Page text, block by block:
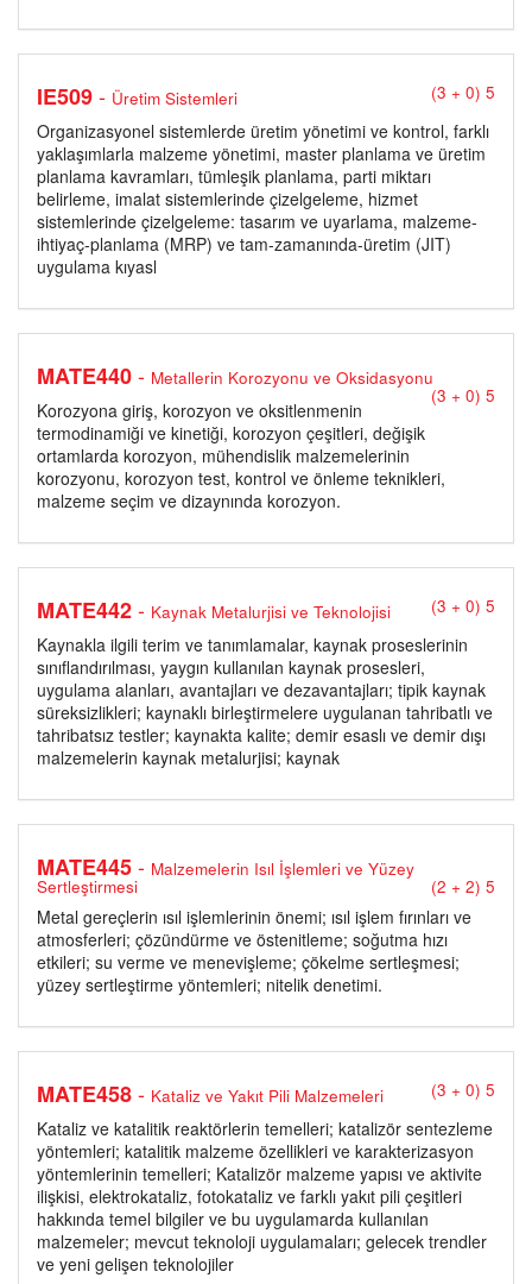
IE509- Üretim Sistemleri (3 + 0) 5
Organizasyonel sistemlerde üretim yönetimi ve kontrol, farklı
yaklaşımlarla malzeme yönetimi, master planlama ve üretim
planlama kavramları, tümleşik planlama, parti miktarı
belirleme, imalat sistemlerinde çizelgeleme, hizmet
sistemlerinde çizelgeleme: tasarım ve uyarlama, malzeme-
ihtiyaç-planlama (MRP) ve tam-zamanında-üretim (JIT)
uygulama kıyasl
MATE440- Metallerin Korozyonu ve Oksidasyonu
(3 + 0) 5
Korozyona giriş, korozyon ve oksitlenmenin
termodinamiği ve kinetiği, korozyon çeşitleri, değişik
ortamlarda korozyon, mühendislik malzemelerinin
korozyonu, korozyon test, kontrol ve önleme teknikleri,
malzeme seçim ve dizaynında korozyon.
MATE442- Kaynak Metalurjisi ve Teknolojisi (3 + 0) 5
Kaynakla ilgili terim ve tanımlamalar, kaynak proseslerinin
sınıflandırılması, yaygın kullanılan kaynak prosesleri,
uygulama alanları, avantajları ve dezavantajları; tipik kaynak
süreksizlikleri; kaynaklı birleştirmelere uygulanan tahribatlı ve
tahribatsız testler; kaynakta kalite; demir esaslı ve demir dışı
malzemelerin kaynak metalurjisi; kaynak
MATE445- Malzemelerin Isıl İşlemleri ve Yüzey
Sertleştirmesi (2 + 2) 5
Metal gereçlerin ısıl işlemlerinin önemi; ısıl işlem fırınları ve
atmosferleri; çözündürme ve östenitleme; soğutma hızı
etkileri; su verme ve menevişleme; çökelme sertleşmesi;
yüzey sertleştirme yöntemleri; nitelik denetimi.
MATE458- Kataliz ve Yakıt Pili Malzemeleri (3 + 0) 5
Kataliz ve katalitik reaktörlerin temelleri; katalizör sentezleme
yöntemleri; katalitik malzeme özellikleri ve karakterizasyon
yöntemlerinin temelleri; Katalizör malzeme yapısı ve aktivite
ilişkisi, elektrokataliz, fotokataliz ve farklı yakıt pili çeşitleri
hakkında temel bilgiler ve bu uygulamarda kullanılan
malzemeler; mevcut teknoloji uygulamaları; gelecek trendler
ve yeni gelişen teknolojiler